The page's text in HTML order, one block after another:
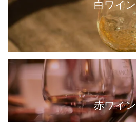
白ワイン
赤ワイン